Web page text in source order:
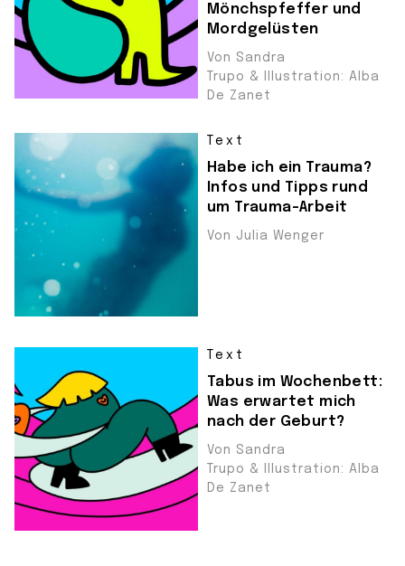
Mönchspfeffer und
Mordgelüsten
Von Sandra
Trupo & Illustration: Alba
De Zanet
Text
Habe ich ein Trauma?
Infos und Tipps rund
um Trauma-Arbeit
Von Julia Wenger
Text
Tabus im Wochenbett:
Was erwartet mich
nach der Geburt?
Von Sandra
Trupo & Illustration: Alba
De Zanet